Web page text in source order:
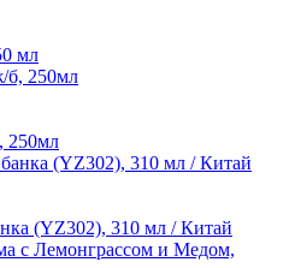
мл
250мл
(YZ302), 310 мл / Китай